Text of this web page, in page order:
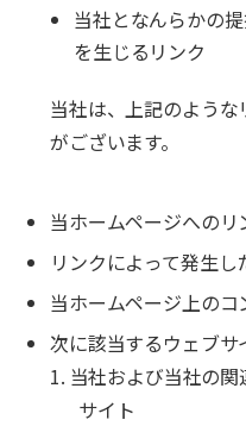
当社となんらかの
を生じるリンク
当社は、上記のよう
がございます。
当ホームページへのリ
リンクによって発生
当ホームページ上のコ
次に該当するウェブサ
1. 当社および当社の
サイト